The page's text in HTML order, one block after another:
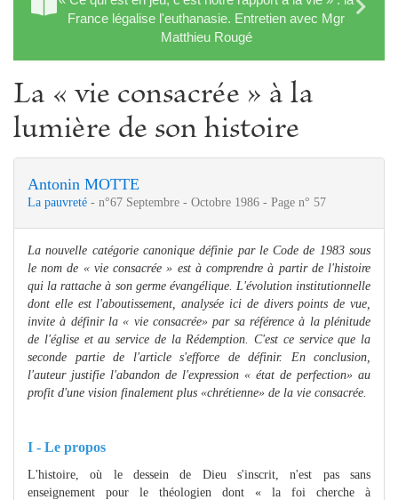
France légalise l'euthanasie. Entretien avec Mgr
Matthieu Rougé
La « vie consacrée » à la
lumière de son histoire
Antonin MOTTE
La pauvreté - n°67 Septembre - Octobre 1986 - Page n° 57
La nouvelle catégorie canonique définie par le Code de 1983 sous
le nom de « vie consacrée » est à comprendre à partir de l'histoire
qui la rattache à son germe évangélique. L'évolution institutionnelle
dont elle est l'aboutissement, analysée ici de divers points de vue,
invite à définir la « vie consacrée» par sa référence à la plénitude
de l'église et au service de la Rédemption. C'est ce service que la
seconde partie de l'article s'efforce de définir. En conclusion,
l'auteur justifie l'abandon de l'expression « état de perfection» au
profit d'une vision finalement plus «chrétienne» de la vie consacrée.
I - Le propos
L'histoire, où le dessein de Dieu s'inscrit, n'est pas sans
enseignement pour le théologien dont « la foi cherche à